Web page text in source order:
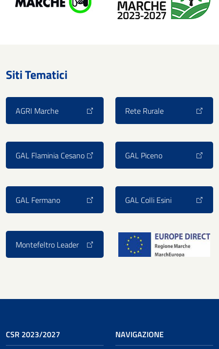
Siti Tematici
AGRI Marche Rete Rurale
GAL Flaminia Cesano GAL Piceno
GAL Fermano GAL Colli Esini
Montefeltro Leader
CSR 2023/2027 NAVIGAZIONE